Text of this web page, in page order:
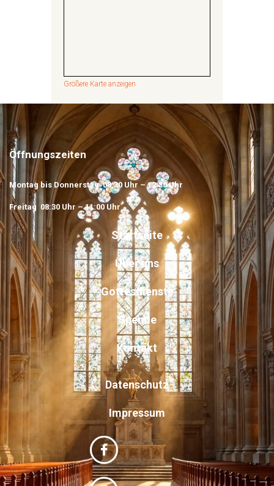
Größere Karte anzeigen
Öffnungszeiten
Montag bis Donnerstag 08:30 Uhr – 12:30 Uhr
Freitag 08:30 Uhr – 11:00 Uhr
Startseite
Über uns
Gottesdienste
Spende
Kontakt
Datenschutz
Impressum